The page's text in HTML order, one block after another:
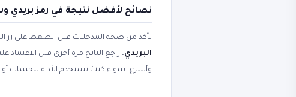
نصائح لأفضل نتيجة في رمز بريدي
تأكد من صحة المدخلات قبل الضغط على زر
البريدي، راجع الناتج مرة أخرى قبل
وأسرع، سواء كنت تستخدم الأداة للحساب أو